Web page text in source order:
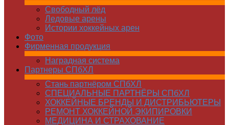
Свободный лёд
Ледовые арены
Истории хоккейных арен
Фото
Фирменная продукция
Наградная система
Партнеры СПбХЛ
Стань партнёром СПбХЛ
СПЕЦИАЛЬНЫЕ ПАРТНЁРЫ СПбХЛ
ХОККЕЙНЫЕ БРЕНДЫ И ДИСТРИБЬЮТЕРЫ
РЕМОНТ ХОККЕЙНОЙ ЭКИПИРОВКИ
МЕДИЦИНА И СТРАХОВАНИЕ